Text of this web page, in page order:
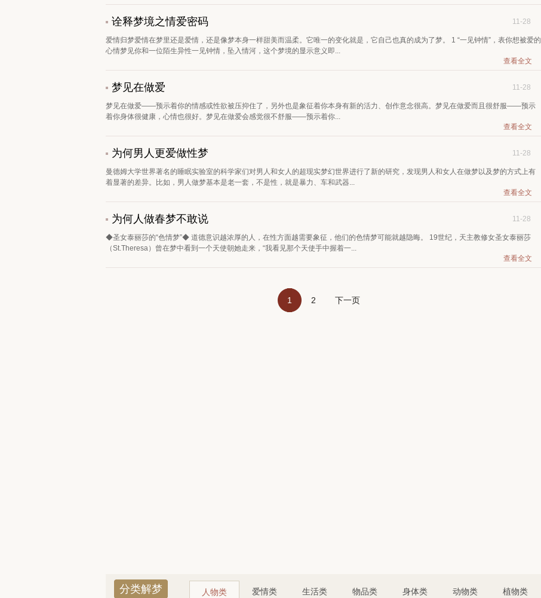
诠释梦境之情爱密码 11-28
爱情归梦爱情在梦里还是爱情，还是像梦本身一样甜美而温柔。它唯一的变化就是，它自己也真的成为了梦。 1 “一见钟情”，表你想被爱的
心情梦见你和一位陌生异性一见钟情，坠入情河，这个梦境的显示意义即...
查看全文
梦见在做爱 11-28
梦见在做爱——预示着你的情感或性欲被压抑住了，另外也是象征着你本身有新的活力、创作意念很高。梦见在做爱而且很舒服——预示
着你身体很健康，心情也很好。梦见在做爱会感觉很不舒服——预示着你...
查看全文
为何男人更爱做性梦 11-28
曼德姆大学世界著名的睡眠实验室的科学家们对男人和女人的超现实梦幻世界进行了新的研究，发现男人和女人在做梦以及梦的方式上有
着显著的差异。比如，男人做梦基本是老一套，不是性，就是暴力、车和武器...
查看全文
为何人做春梦不敢说 11-28
◆圣女泰丽莎的“色情梦”◆ 道德意识越浓厚的人，在性方面越需要象征，他们的色情梦可能就越隐晦。 19世纪，天主教修女圣女泰丽莎
（St.Theresa）曾在梦中看到一个天使朝她走来，“我看见那个天使手中握着一...
查看全文
1 2 下一页
分类解梦 人物类 爱情类 生活类 物品类 身体类 动物类 植物类